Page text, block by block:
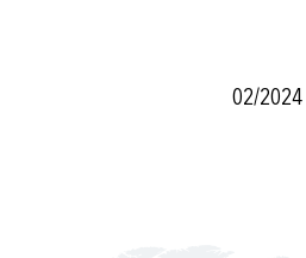
02/2024